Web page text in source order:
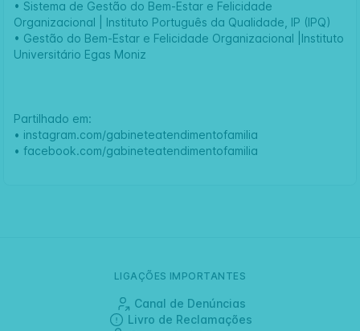
• Sistema de Gestão do Bem-Estar e Felicidade
Organizacional | Instituto Português da Qualidade, IP (IPQ)
• Gestão do Bem-Estar e Felicidade Organizacional |Instituto
Universitário Egas Moniz
Partilhado em:
• instagram.com/gabineteatendimentofamilia
• facebook.com/gabineteatendimentofamilia
LIGAÇÕES IMPORTANTES
Canal de Denúncias
Livro de Reclamações